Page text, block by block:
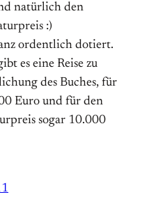
natürlich den
:)
ordentlich dotiert.
es eine Reise zu
des Buches, für
Euro und für den
sogar 10.000